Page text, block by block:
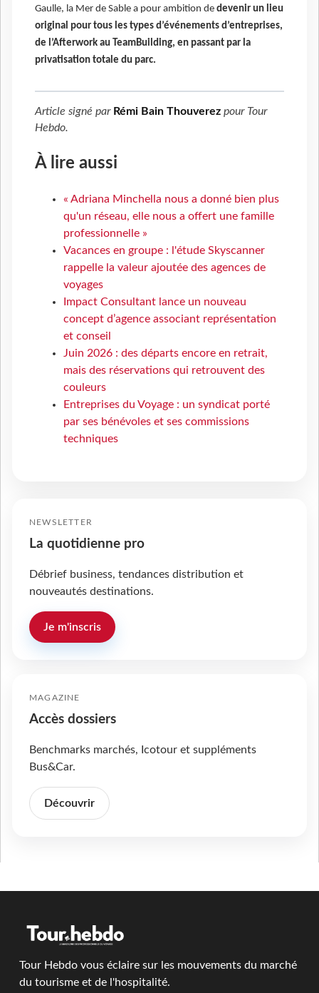
Gaulle, la Mer de Sable a pour ambition de devenir un lieu
original pour tous les types d’événements d’entreprises,
de l’Afterwork au TeamBuilding, en passant par la
privatisation totale du parc.
Article signé par Rémi Bain Thouverez pour Tour
Hebdo.
À lire aussi
« Adriana Minchella nous a donné bien plus
qu'un réseau, elle nous a offert une famille
professionnelle »
Vacances en groupe : l'étude Skyscanner
rappelle la valeur ajoutée des agences de
voyages
Impact Consultant lance un nouveau
concept d’agence associant représentation
et conseil
Juin 2026 : des départs encore en retrait,
mais des réservations qui retrouvent des
couleurs
Entreprises du Voyage : un syndicat porté
par ses bénévoles et ses commissions
techniques
NEWSLETTER
La quotidienne pro
Débrief business, tendances distribution et
nouveautés destinations.
Je m'inscris
MAGAZINE
Accès dossiers
Benchmarks marchés, Icotour et suppléments
Bus&Car.
Découvrir
Tour Hebdo vous éclaire sur les mouvements du marché
du tourisme et de l'hospitalité.